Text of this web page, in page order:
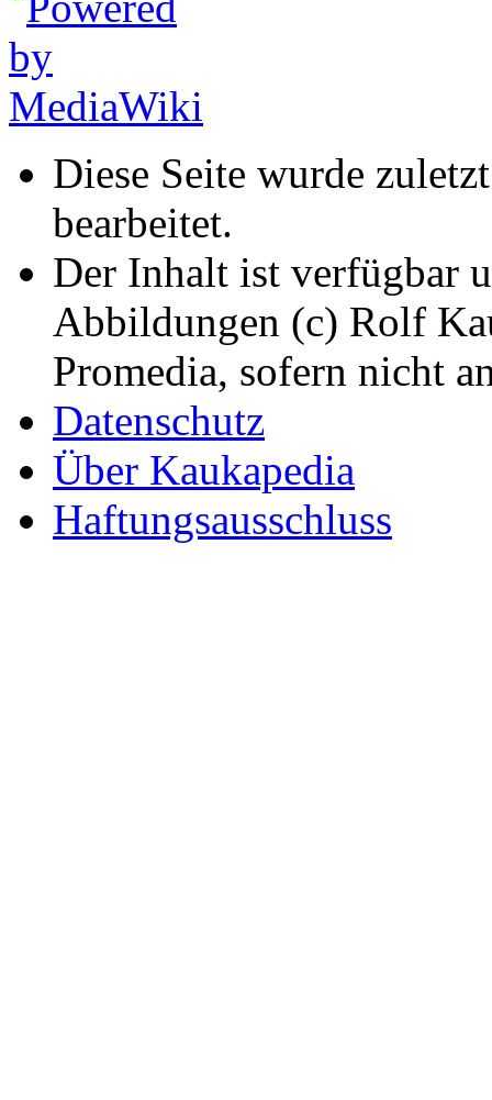
Diese Seite wurde
bearbeitet.
Der Inhalt ist verfügbar
Abbildungen (c) Rolf
Promedia, sofern nicht
Datenschutz
Über Kaukapedia
Haftungsausschluss